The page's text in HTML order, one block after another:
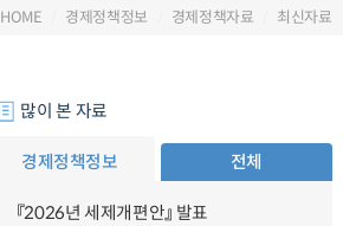
HOME 경제정책정보 경제정책자료 최신자료
많이 본 자료
경제정책정보 전체
『2026년 세제개편안』 발표